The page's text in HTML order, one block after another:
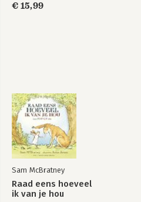
€ 15,99
Sam McBratney
Raad eens hoeveel
ik van je hou